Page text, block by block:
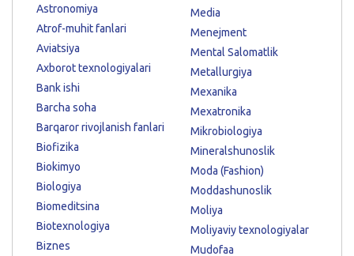
Astronomiya
Atrof-muhit fanlari
Aviatsiya
Axborot texnologiyalari
Bank ishi
Barcha soha
Barqaror rivojlanish fanlari
Biofizika
Biokimyo
Biologiya
Biomeditsina
Biotexnologiya
Biznes
Media
Menejment
Mental Salomatlik
Metallurgiya
Mexanika
Mexatronika
Mikrobiologiya
Mineralshunoslik
Moda (Fashion)
Moddashunoslik
Moliya
Moliyaviy texnologiyalar
Mudofaa